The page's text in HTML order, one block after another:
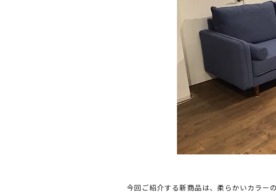
今回ご紹介する新商品は、柔らかいカラー